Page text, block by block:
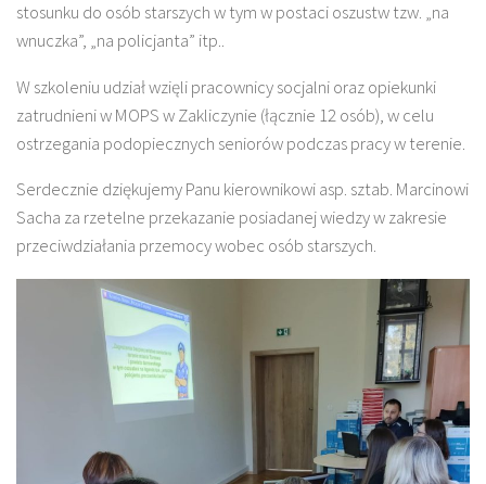
stosunku do osób starszych w tym w postaci oszustw tzw. „na
wnuczka”, „na policjanta” itp..
W szkoleniu udział wzięli pracownicy socjalni oraz opiekunki
zatrudnieni w MOPS w Zakliczynie (łącznie 12 osób), w celu
ostrzegania podopiecznych seniorów podczas pracy w terenie.
Serdecznie dziękujemy Panu kierownikowi asp. sztab. Marcinowi
Sacha za rzetelne przekazanie posiadanej wiedzy w zakresie
przeciwdziałania przemocy wobec osób starszych.